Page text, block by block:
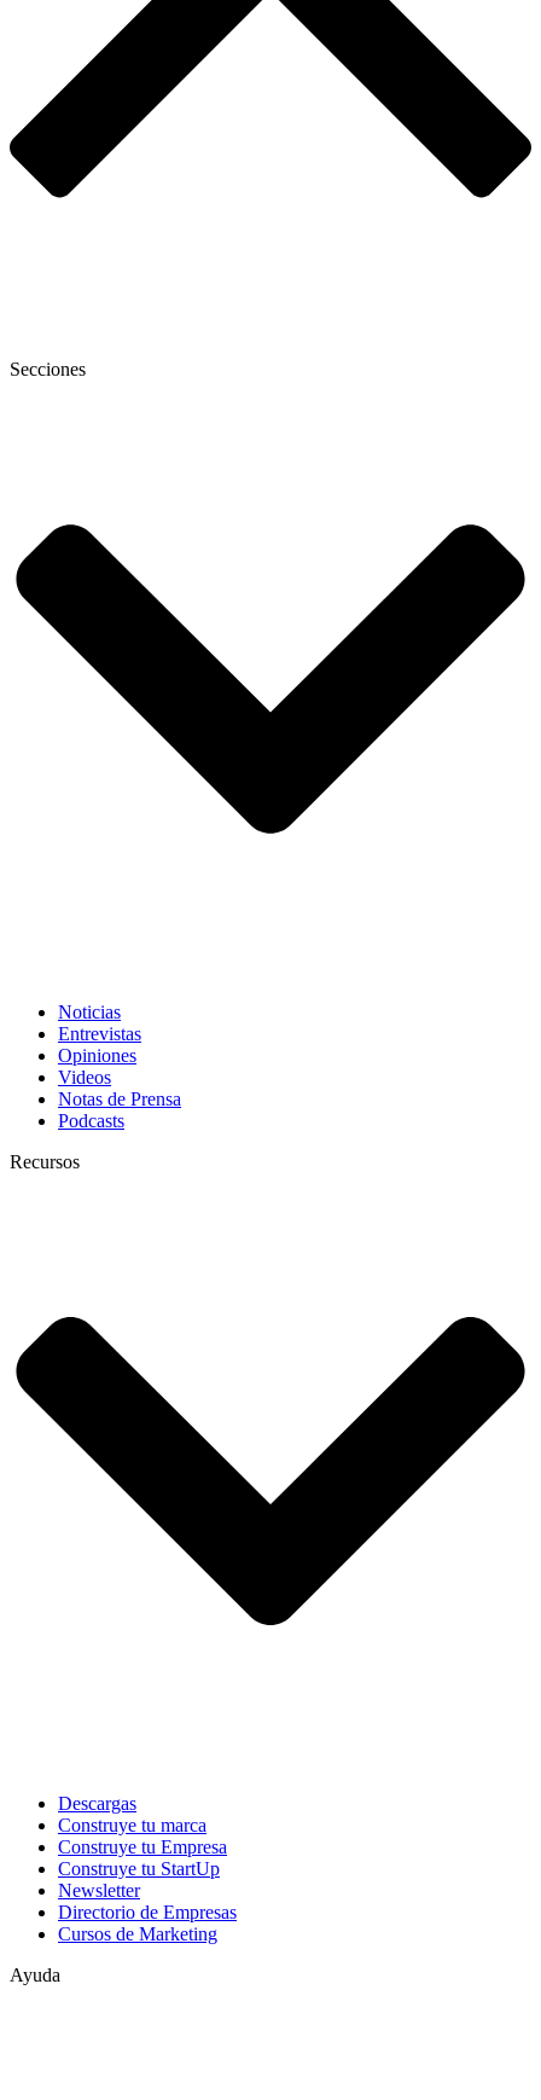
Secciones
Noticias
Entrevistas
Opiniones
Videos
Notas de Prensa
Podcasts
Recursos
Descargas
Construye tu marca
Construye tu Empresa
Construye tu StartUp
Newsletter
Directorio de Empresas
Cursos de Marketing
Ayuda